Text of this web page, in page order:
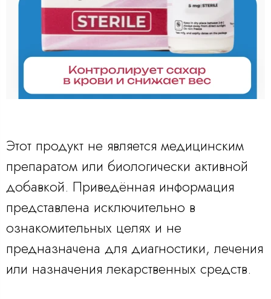
Этот продукт не является медицинским
препаратом или биологически активной
добавкой. Приведённая информация
представлена исключительно в
ознакомительных целях и не
предназначена для диагностики, лечения
или назначения лекарственных средств.